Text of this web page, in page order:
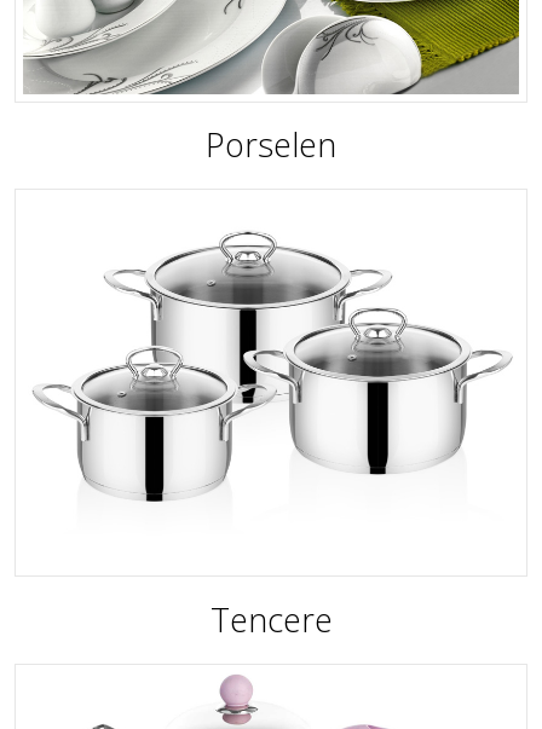
Porselen
Tencere